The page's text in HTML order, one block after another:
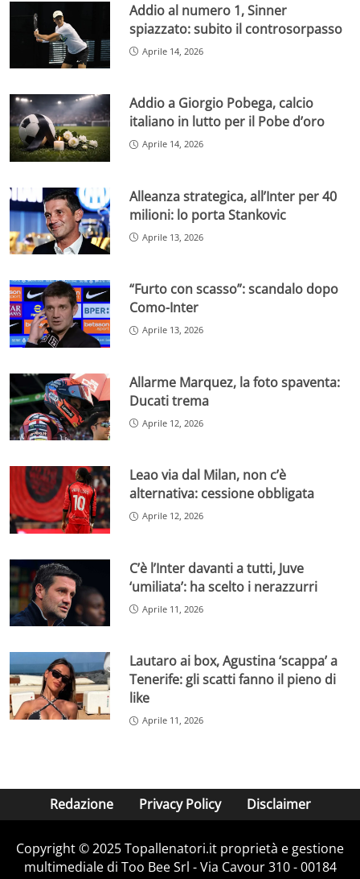
Addio al numero 1, Sinner
spiazzato: subito il controsorpasso
Aprile 14, 2026
Addio a Giorgio Pobega, calcio
italiano in lutto per il Pobe d’oro
Aprile 14, 2026
Alleanza strategica, all’Inter per 40
milioni: lo porta Stankovic
Aprile 13, 2026
“Furto con scasso”: scandalo dopo
Como-Inter
Aprile 13, 2026
Allarme Marquez, la foto spaventa:
Ducati trema
Aprile 12, 2026
Leao via dal Milan, non c’è
alternativa: cessione obbligata
Aprile 12, 2026
C’è l’Inter davanti a tutti, Juve
‘umiliata’: ha scelto i nerazzurri
Aprile 11, 2026
Lautaro ai box, Agustina ‘scappa’ a
Tenerife: gli scatti fanno il pieno di
like
Aprile 11, 2026
Redazione Privacy Policy Disclaimer
Copyright © 2025 Topallenatori.it proprietà e gestione
multimediale di Too Bee Srl - Via Cavour 310 - 00184